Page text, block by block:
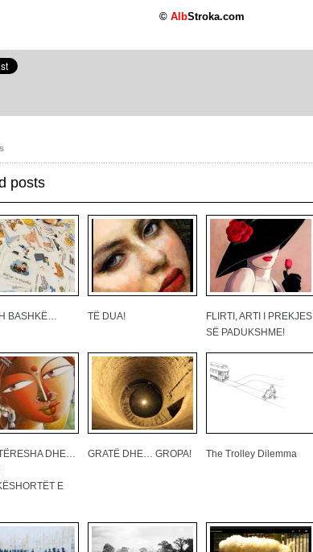
© AlbStroka.com
posts
BASHKË… TË DUA!
FLIRTI, ARTI I PREKJES
SË PADUKSHME!
DHE…
E
GRATË DHE… GROPA! The Trolley Dilemma